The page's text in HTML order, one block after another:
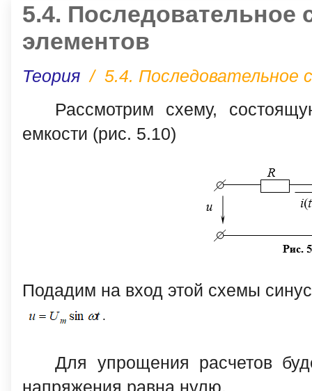
5.4. Последовательное
элементов
Теория / 5.4. Последовательное
Рассмотрим схему,
емкости (рис. 5.10)
Подадим на вход этой схемы
Для упрощения расчетов
напряжения равна нулю.